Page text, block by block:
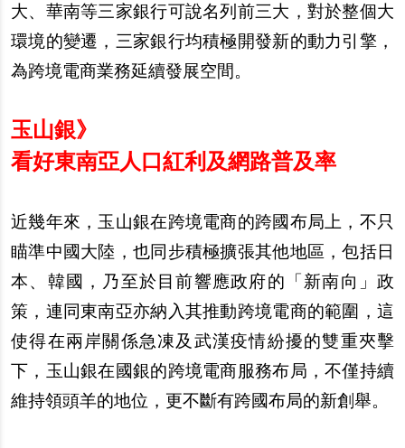
大、華南等三家銀行可說名列前三大，對於整個大
環境的變遷，三家銀行均積極開發新的動力引擎，
為跨境電商業務延續發展空間。
玉山銀》
看好東南亞人口紅利及網路普及率
近幾年來，玉山銀在跨境電商的跨國布局上，不只
瞄準中國大陸，也同步積極擴張其他地區，包括日
本、韓國，乃至於目前響應政府的「新南向」政
策，連同東南亞亦納入其推動跨境電商的範圍，這
使得在兩岸關係急凍及武漢疫情紛擾的雙重夾擊
下，玉山銀在國銀的跨境電商服務布局，不僅持續
維持領頭羊的地位，更不斷有跨國布局的新創舉。